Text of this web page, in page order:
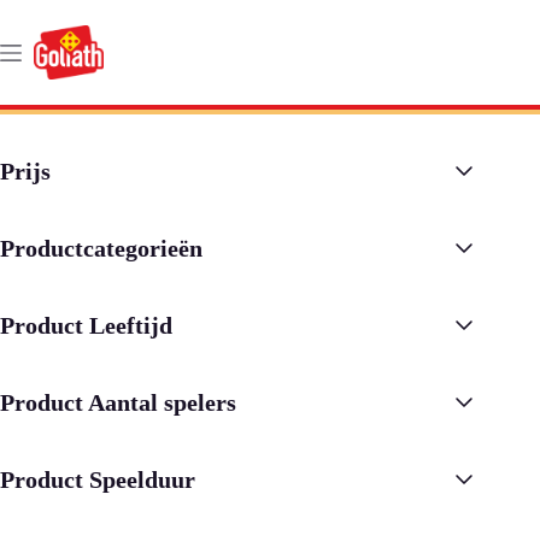
de
inhoud
Prijs
Productcategorieën
Product Leeftijd
Product Aantal spelers
Product Speelduur